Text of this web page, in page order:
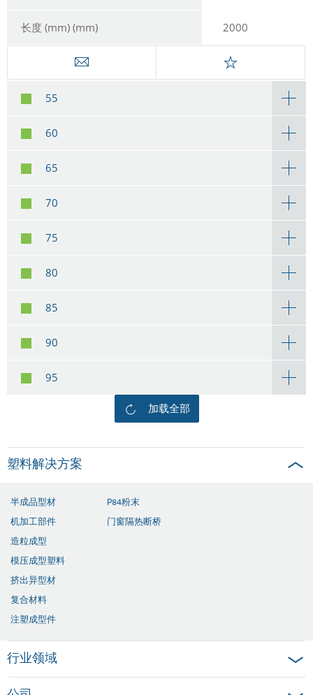
长度 (mm) (mm) 2000
55
60
65
70
75
80
85
90
95
加载全部
塑料解决方案
半成品型材
机加工部件
造粒成型
模压成型塑料
挤出异型材
复合材料
注塑成型件
P84粉末
门窗隔热断桥
行业领域